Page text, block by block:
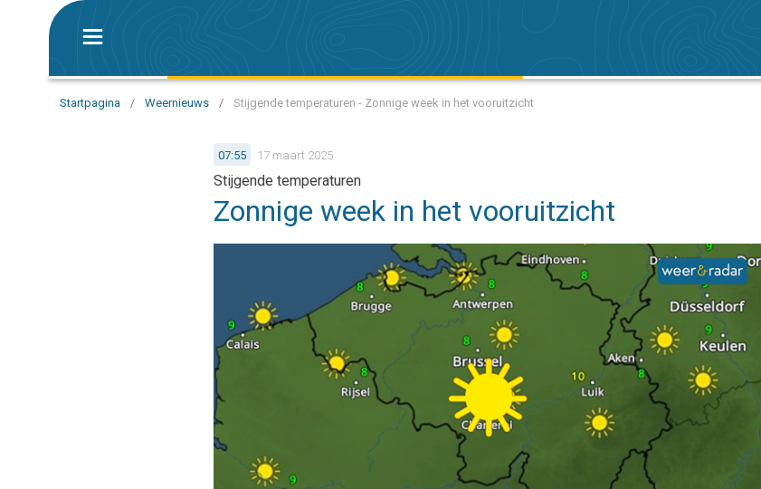
Startpagina / Weernieuws / Stijgende temperaturen - Zonnige week in het vooruitzicht
07:55 17 maart 2025
Stijgende temperaturen
Zonnige week in het vooruitzicht